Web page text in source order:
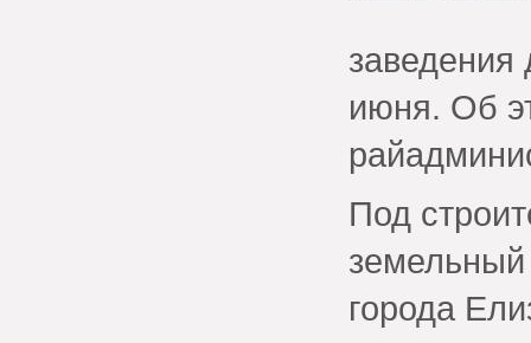
заведения
июня. Об
Под
земельный
города